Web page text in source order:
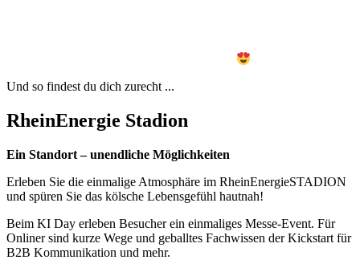
Und so findest du dich zurecht ...
RheinEnergie Stadion
Ein Standort – unendliche Möglichkeiten
Erleben Sie die einmalige Atmosphäre im RheinEnergieSTADION
und spüren Sie das kölsche Lebensgefühl hautnah!
Beim KI Day erleben Besucher ein einmaliges Messe-Event. Für
Onliner sind kurze Wege und geballtes Fachwissen der Kickstart für
B2B Kommunikation und mehr.